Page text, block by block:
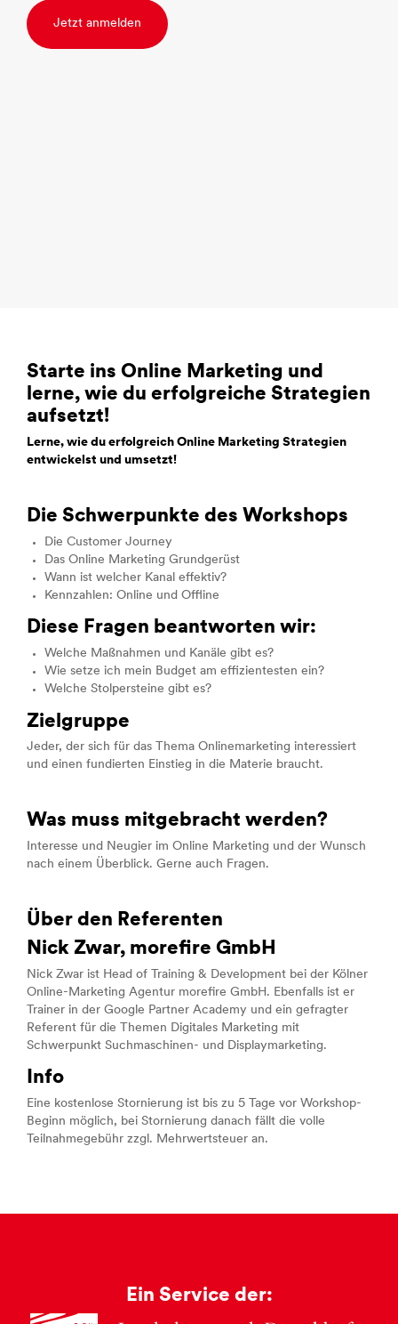
Jetzt anmelden
Starte ins Online Marketing und
lerne, wie du erfolgreiche Strategien
aufsetzt!
Lerne, wie du erfolgreich Online Marketing Strategien
entwickelst und umsetzt!
Die Schwerpunkte des Workshops
Die Customer Journey
Das Online Marketing Grundgerüst
Wann ist welcher Kanal effektiv?
Kennzahlen: Online und Offline
Diese Fragen beantworten wir:
Welche Maßnahmen und Kanäle gibt es?
Wie setze ich mein Budget am effizientesten ein?
Welche Stolpersteine gibt es?
Zielgruppe
Jeder, der sich für das Thema Onlinemarketing interessiert
und einen fundierten Einstieg in die Materie braucht.
Was muss mitgebracht werden?
Interesse und Neugier im Online Marketing und der Wunsch
nach einem Überblick. Gerne auch Fragen.
Über den Referenten
Nick Zwar, morefire GmbH
Nick Zwar ist Head of Training & Development bei der Kölner
Online-Marketing Agentur morefire GmbH. Ebenfalls ist er
Trainer in der Google Partner Academy und ein gefragter
Referent für die Themen Digitales Marketing mit
Schwerpunkt Suchmaschinen- und Displaymarketing.
Info
Eine kostenlose Stornierung ist bis zu 5 Tage vor Workshop-
Beginn möglich, bei Stornierung danach fällt die volle
Teilnahmegebühr zzgl. Mehrwertsteuer an.
Ein Service der: